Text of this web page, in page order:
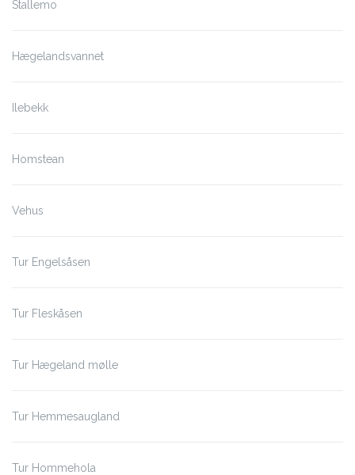
Stallemo
Hægelandsvannet
Ilebekk
Homstean
Vehus
Tur Engelsåsen
Tur Fleskåsen
Tur Hægeland mølle
Tur Hemmesaugland
Tur Hommehola